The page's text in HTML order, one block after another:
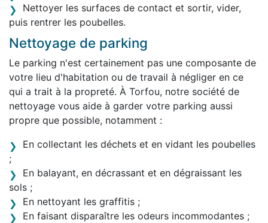
Nettoyer les surfaces de contact et sortir, vider,
puis rentrer les poubelles.
Nettoyage de parking
Le parking n'est certainement pas une composante de
votre lieu d'habitation ou de travail à négliger en ce
qui a trait à la propreté. À Torfou, notre société de
nettoyage vous aide à garder votre parking aussi
propre que possible, notamment :
En collectant les déchets et en vidant les poubelles
;
En balayant, en décrassant et en dégraissant les
sols ;
En nettoyant les graffitis ;
En faisant disparaître les odeurs incommodantes ;